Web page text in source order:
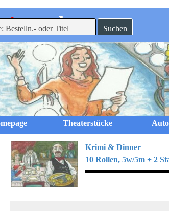
Suchen
Theaterstücke
Krimi & Dinner
10 Rollen, 5w/5m + 2